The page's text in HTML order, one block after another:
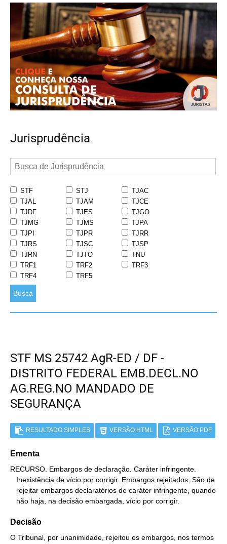
Jurisprudência
STF STJ
TJAC
TJAL
TJAM
TJCE
TJDF
TJES
TJGO
TJMG
TJMS
TJPA
TJPI
TJPR
TJRR
TJRS
TJSC
TJSP
TJRN
TJTO
TNU
TRF1
TRF2
TRF3
TRF4
TRF5
Busca
STF MS 25742 AgR-ED / DF -
DISTRITO FEDERAL EMB.DECL.NO
AG.REG.NO MANDADO DE
SEGURANÇA
RESULTADO SIMPLES VERSÃO HTML VERSÃO PDF
Ementa
RECURSO. Embargos de declaração. Caráter infringente.
   não haja, na decisão embargada, vício por corrigir.
Decisão
O Tribunal, por unanimidade, rejeitou os embargos, nos termos